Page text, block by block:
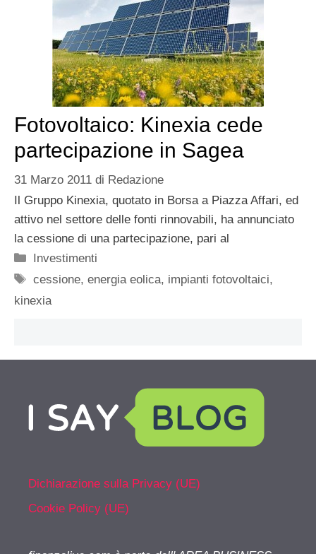
Fotovoltaico: Kinexia cede
partecipazione in Sagea
31 Marzo 2011 di Redazione
Il Gruppo Kinexia, quotato in Borsa a Piazza Affari, ed
attivo nel settore delle fonti rinnovabili, ha annunciato
la cessione di una partecipazione, pari al
Categorie
Investimenti
Tag
cessione,energia eolica, impianti fotovoltaici,
kinexia
Dichiarazione sulla Privacy (UE)
Cookie Policy (UE)